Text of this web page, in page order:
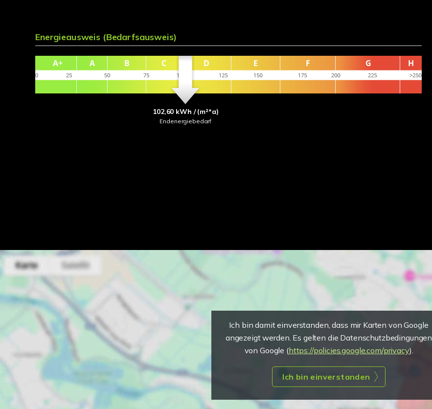
Energieausweis (Bedarfsausweis)
102,60 kWh / (m²*a)
Endenergiebedarf
Ich bin damit einverstanden, dass mir Karten von Google
angezeigt werden. Es gelten die Datenschutzbedingungen
von Google (https://policies.google.com/privacy).
Ich bin einverstanden